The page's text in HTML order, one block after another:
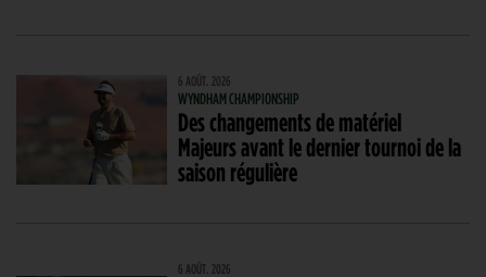
6 AOÛT. 2026
WYNDHAM CHAMPIONSHIP
Des changements de matériel
Majeurs avant le dernier tournoi de la
saison régulière
6 AOÛT. 2026